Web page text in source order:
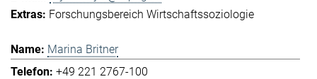
Forschungsbereich Wirtschaftssoziologie
Marina Britner
+49 221 2767-100